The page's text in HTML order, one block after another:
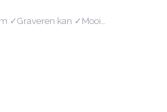
✓Graveren kan ✓Mooi…